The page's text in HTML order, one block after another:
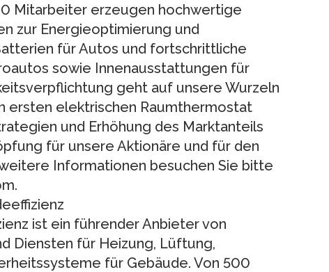
Mitarbeiter erzeugen hochwertige
zur Energieoptimierung und
für Autos und fortschrittliche
sowie Innenausstattungen für
geht auf unsere Wurzeln
ersten elektrischen Raumthermostat
und Erhöhung des Marktanteils
für unsere Aktionäre und für den
Informationen besuchen Sie bitte
ist ein führender Anbieter von
Diensten für Heizung, Lüftung,
für Gebäude. Von 500